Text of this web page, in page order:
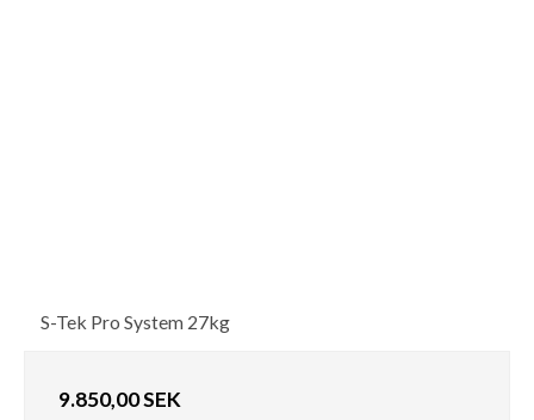
S-Tek Pro System 27kg
9.850,00 SEK